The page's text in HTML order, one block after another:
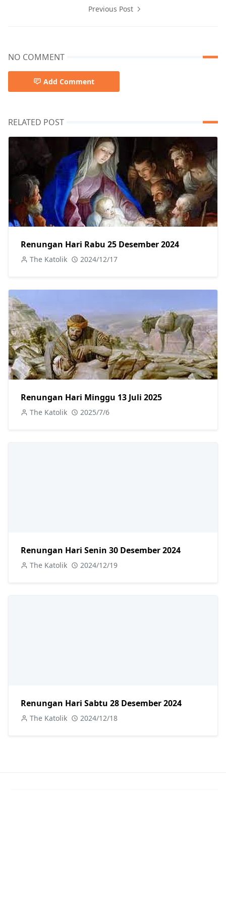
Previous Post
NO COMMENT
Add Comment
RELATED POST
Renungan Hari Rabu 25 Desember 2024
The Katolik 2024/12/17
Renungan Hari Minggu 13 Juli 2025
The Katolik 2025/7/6
Renungan Hari Senin 30 Desember 2024
The Katolik 2024/12/19
Renungan Hari Sabtu 28 Desember 2024
The Katolik 2024/12/18